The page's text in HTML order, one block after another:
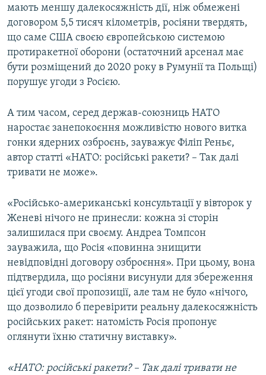
мають меншу далекосяжність дії, ніж обмежені
договором 5,5 тисяч кілометрів, росіяни твердять,
що саме США своєю європейською системою
протиракетної оборони (остаточний арсенал має
бути розміщений до 2020 року в Румунії та Польщі)
порушує угоди з Росією.
А тим часом, серед держав-союзниць НАТО
наростає занепокоєння можливістю нового витка
гонки ядерних озброєнь, зауважує Філіп Реньє,
автор статті «НАТО: російські ракети? – Так далі
тривати не може».
«Російсько-американські консультації у вівторок у
Женеві нічого не принесли: кожна зі сторін
залишилася при своєму. Андреа Томпсон
зауважила, що Росія «повинна знищити
невідповідні договору озброєння». При цьому, вона
підтвердила, що росіяни висунули для збереження
цієї угоди свої пропозиції, але там не було «нічого,
що дозволило б перевірити реальну далекосяжність
російських ракет: натомість Росія пропонує
оглянути їхню статичну виставку».
«НАТО: російські ракети? – Так далі тривати не